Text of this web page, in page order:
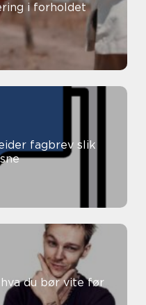
fagbrev slik